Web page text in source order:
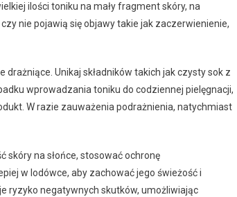
ilości toniku na mały fragment skóry, na
nie pojawią się objawy takie jak zaczerwienienie,
Unikaj składników takich jak czysty sok z
wprowadzania toniku do codziennej pielęgnacji,
W razie zauważenia podrażnienia, natychmiast
skóry na słońce, stosować ochronę
w lodówce, aby zachować jego świeżość i
ryzyko negatywnych skutków, umożliwiając